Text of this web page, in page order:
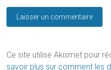
Ce site utilise Akismet pour
savoir plus sur comment les